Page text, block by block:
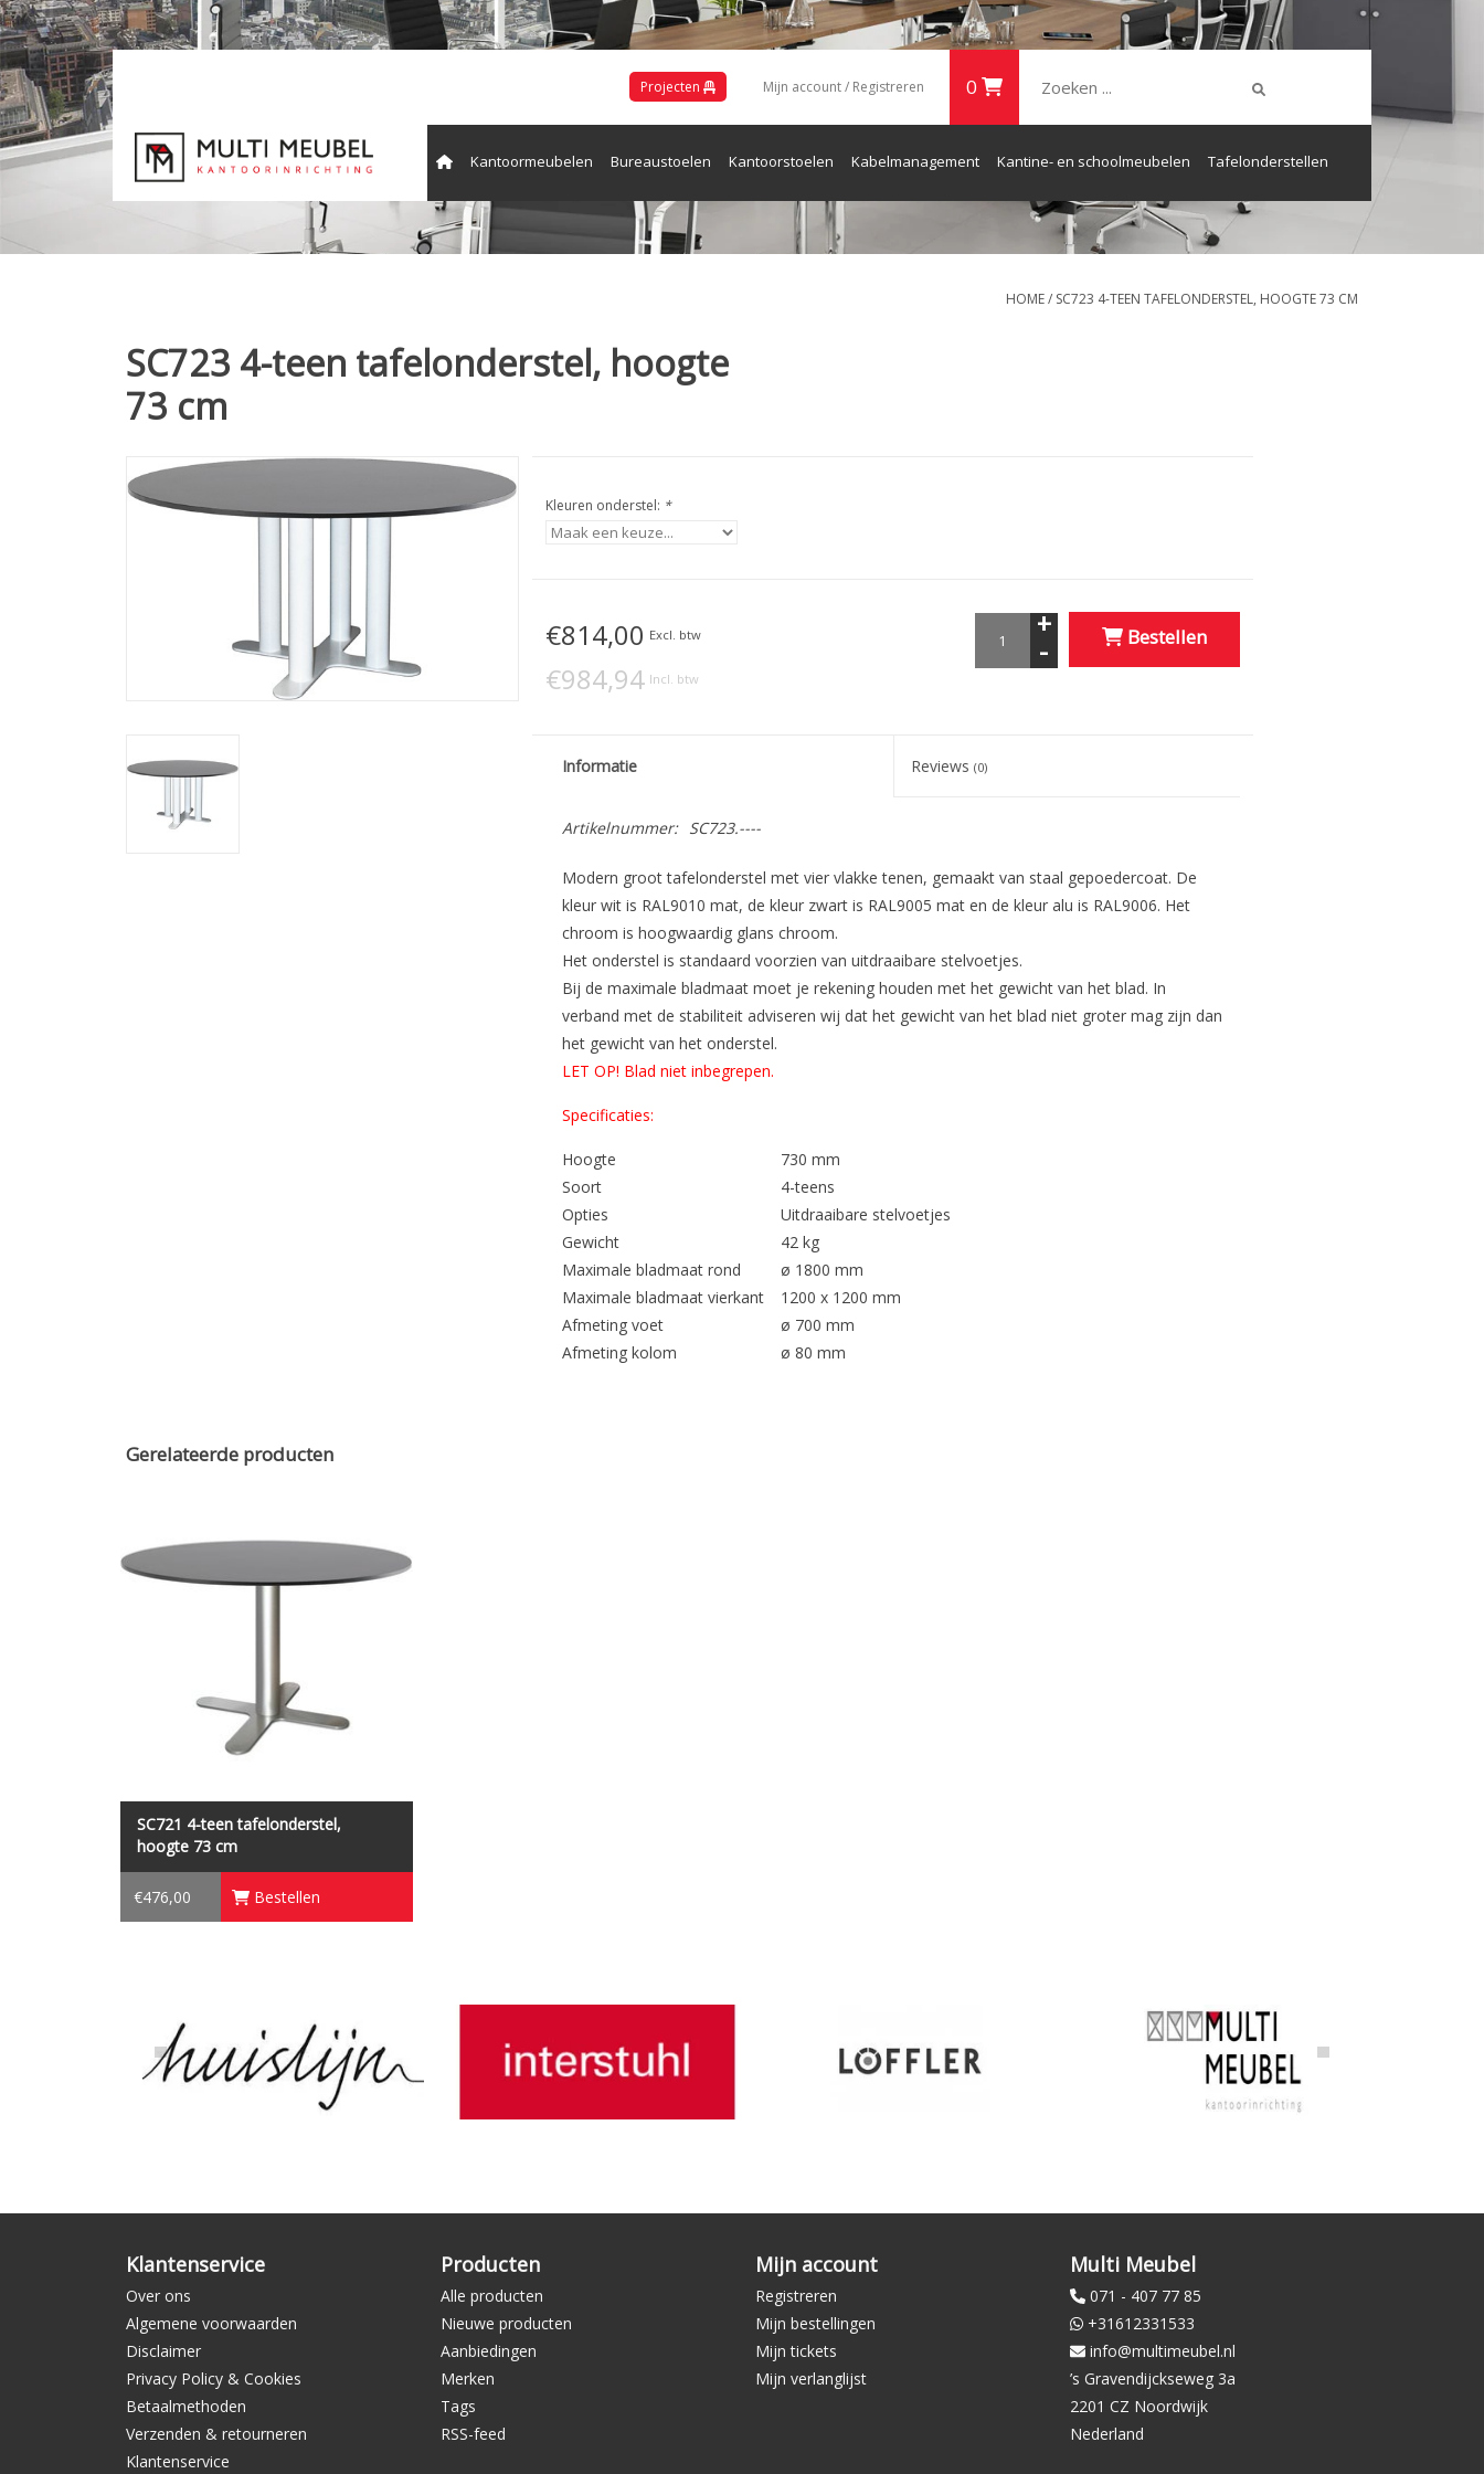
Projecten Mijn account / Registreren 0
Kantoormeubelen Bureaustoelen Kantoorstoelen Kabelmanagement Kantine- en schoolmeubelen Tafelonderstellen
Vergaderen en Receptie
SC723 4-teen tafelonderstel, hoogte
73 cm
HOME/ SC723 4-TEEN TAFELONDERSTEL, HOOGTE 73 CM
Kleuren onderstel: *
€814,00 Excl. btw
€984,94 Incl. btw
+
- Bestellen
Informatie Reviews (0)
Artikelnummer: SC723.----
Modern groot tafelonderstel met vier vlakke tenen, gemaakt van staal gepoedercoat. De
kleur wit is RAL9010 mat, de kleur zwart is RAL9005 mat en de kleur alu is RAL9006. Het
chroom is hoogwaardig glans chroom.
Het onderstel is standaard voorzien van uitdraaibare stelvoetjes.
Bij de maximale bladmaat moet je rekening houden met het gewicht van het blad. In
verband met de stabiliteit adviseren wij dat het gewicht van het blad niet groter mag zijn dan
het gewicht van het onderstel.
LET OP! Blad niet inbegrepen.
Specificaties:
Hoogte
730 mm
Soort
4-teens
Opties
Uitdraaibare stelvoetjes
Gewicht
42 kg
Maximale bladmaat rond
ø 1800 mm
Maximale bladmaat vierkant
1200 x 1200 mm
Afmeting voet
ø 700 mm
Afmeting kolom
ø 80 mm
Gerelateerde producten
SC721 4-teen tafelonderstel,
hoogte 73 cm
€476,00 Bestellen
Klantenservice
Over ons
Algemene voorwaarden
Disclaimer
Privacy Policy & Cookies
Betaalmethoden
Verzenden & retourneren
Klantenservice
Producten
Alle producten
Nieuwe producten
Aanbiedingen
Merken
Tags
RSS-feed
Mijn account
Registreren
Mijn bestellingen
Mijn tickets
Mijn verlanglijst
Multi Meubel
071 - 407 77 85
+31612331533
info@multimeubel.nl
’s Gravendijckseweg 3a
2201 CZ Noordwijk
Nederland